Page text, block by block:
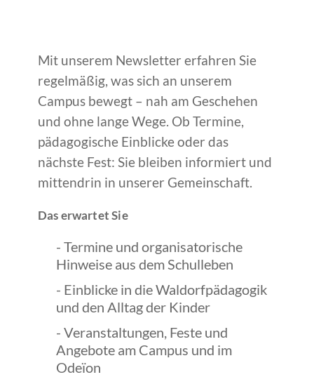
Mit unserem Newsletter erfahren Sie
regelmäßig, was sich an unserem
Campus bewegt – nah am Geschehen
und ohne lange Wege. Ob Termine,
pädagogische Einblicke oder das
nächste Fest: Sie bleiben informiert und
mittendrin in unserer Gemeinschaft.
Das erwartet Sie
- Termine und organisatorische
Hinweise aus dem Schulleben
- Einblicke in die Waldorfpädagogik
und den Alltag der Kinder
- Veranstaltungen, Feste und
Angebote am Campus und im
Odeïon